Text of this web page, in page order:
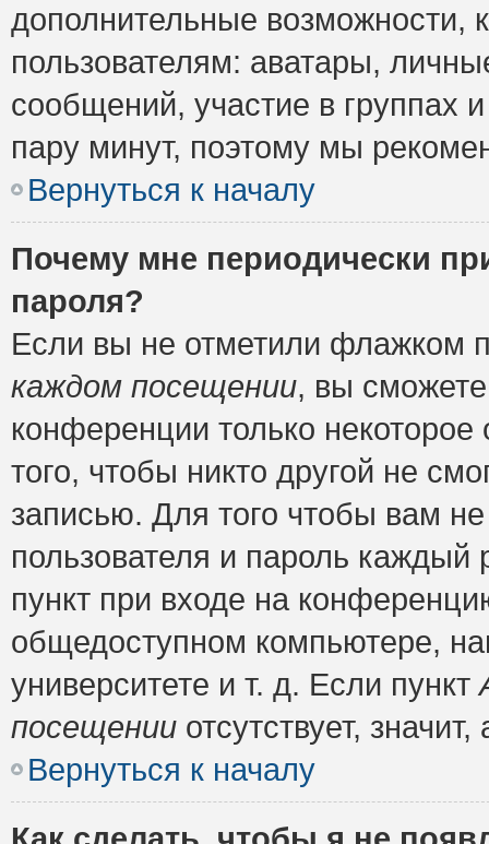
дополнительные возможности,
пользователям: аватары,
сообщений, участие в группах
пару минут, поэтому мы
Вернуться к началу
Почему мне периодически
пароля?
Если вы не отметили флажком
каждом посещении, вы
конференции только
того, чтобы никто другой не
записью. Для того чтобы вам
пользователя и пароль
пункт при входе на
общедоступном компьютере,
университете и т. д. Если пункт
посещении отсутствует,
Вернуться к началу